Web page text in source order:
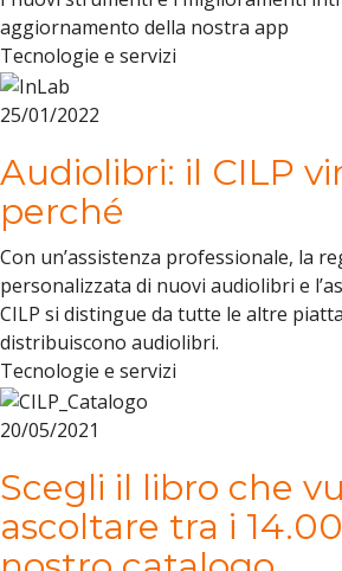
aggiornamento della nostra app
Tecnologie e servizi
25/01/2022
Audiolibri: il CILP
perché
Con un’assistenza professionale, la
personalizzata di nuovi audiolibri e
CILP si distingue da tutte le altre
distribuiscono audiolibri.
Tecnologie e servizi
20/05/2021
Scegli il libro che
ascoltare tra i